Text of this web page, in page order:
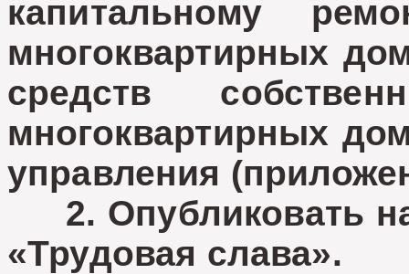
капитальному
многоквартирных
средств
многоквартирных
управления
2. Опубликовать
«Трудовая слава».